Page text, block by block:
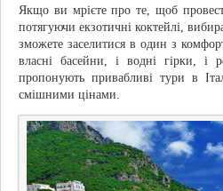
Якщо ви мрієте про те, щоб
потягуючи екзотичні коктейлі,
зможете заселитися в один з
власні басейни, і водні гірки, і
пропонують привабливі тури в
смішними цінами.